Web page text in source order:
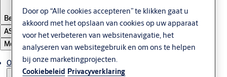
Belgium·
Nederlands
ASSA ABLOY Group
Menu
Oplossingen
Door op “Alle cookies accepteren” te klikken gaat u
akkoord met het opslaan van cookies op uw apparaat
voor het verbeteren van websitenavigatie, het
analyseren van websitegebruik en om ons te helpen
bij onze marketingprojecten.
Cookiebeleid Privacyverklaring